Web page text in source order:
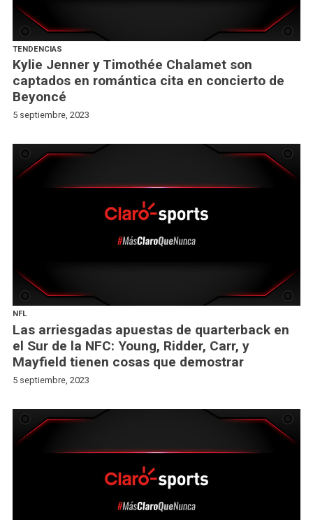
TENDENCIAS
Kylie Jenner y Timothée Chalamet son
captados en romántica cita en concierto de
Beyoncé
5 septiembre, 2023
NFL
Las arriesgadas apuestas de quarterback en
el Sur de la NFC: Young, Ridder, Carr, y
Mayfield tienen cosas que demostrar
5 septiembre, 2023